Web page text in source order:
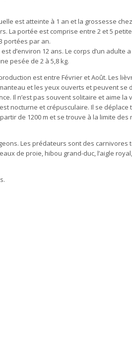
est atteinte à 1 an et la grossesse
La portée est comprise entre 2 et 5
portées par an.
d’environ 12 ans. Le corps d’un adulte
pesée de 2 à 5,8 kg.
est entre Février et Août. Les
et les yeux ouverts et peuvent se
Il n’est pas souvent solitaire et aime la
nocturne et crépusculaire. Il se déplace
de 1200 m et se trouve à la limite des
Les prédateurs sont des carnivores
de proie, hibou grand-duc, l’aigle